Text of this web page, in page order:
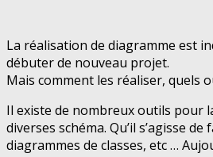
La réalisation de diagramme est
débuter de nouveau projet.
Mais comment les réaliser, quels
Il existe de nombreux outils pour
diverses schéma. Qu’il s’agisse de
diagrammes de classes, etc …